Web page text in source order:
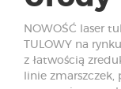
NOWOŚĆ laser
TULOWY na
z łatwością
linie zmarszczek,